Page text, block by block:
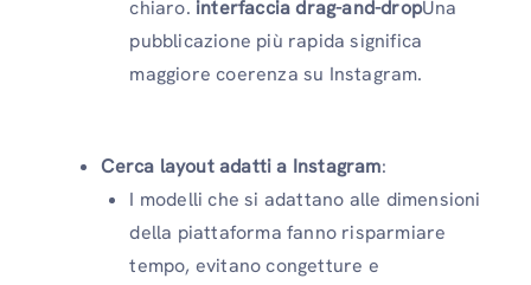
chiaro. interfaccia drag-and-dropUna
pubblicazione più rapida significa
maggiore coerenza su Instagram.
Cerca layout adatti a Instagram:
I modelli che si adattano alle dimensioni
della piattaforma fanno risparmiare
tempo, evitano congetture e